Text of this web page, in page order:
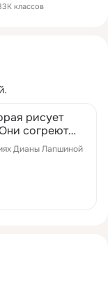
классов
рисует
согреют
осенью
Дианы Лапшиной